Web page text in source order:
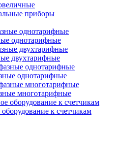
приборы
однотарифные
двухтарифные
однотарифные
многотарифные
к счетчикам